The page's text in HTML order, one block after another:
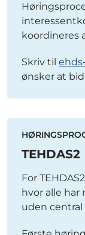
koordineres
Skriv til
ønsker at
TEHDAS2
For
hvor alle
uden